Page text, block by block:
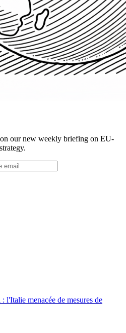
our new weekly briefing on EU-
l'Italie menacée de mesures de